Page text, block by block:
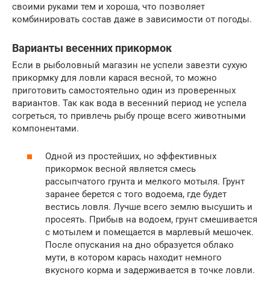
своими руками тем и хороша, что позволяет
комбинировать состав даже в зависимости от погоды.
Варианты весенних прикормок
Если в рыболовный магазин не успели завезти сухую
прикормку для ловли карася весной, то можно
приготовить самостоятельно один из проверенных
вариантов. Так как вода в весенний период не успела
согреться, то привлечь рыбу проще всего животными
компонентами.
Одной из простейших, но эффективных
прикормок весной является смесь
рассыпчатого грунта и мелкого мотыля. Грунт
заранее берется с того водоема, где будет
вестись ловля. Лучше всего землю высушить и
просеять. Прибыв на водоем, грунт смешивается
с мотылем и помещается в марлевый мешочек.
После опускания на дно образуется облако
мути, в котором карась находит немного
вкусного корма и задерживается в точке ловли.